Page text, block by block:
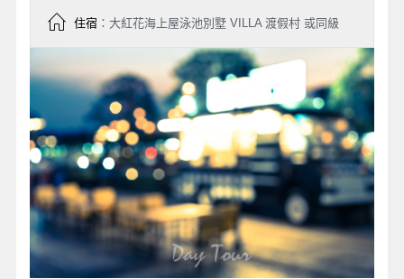
住宿：大紅花海上屋泳池別墅 VILLA 渡假村 或同級